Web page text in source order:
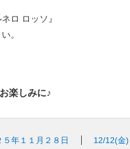
ロ ロッソ』
。
楽しみに♪
５年１１月２８日 12/12(金)